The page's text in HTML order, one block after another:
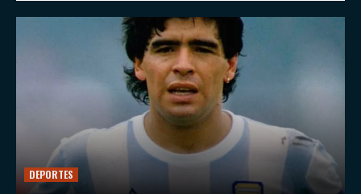
DEPORTES